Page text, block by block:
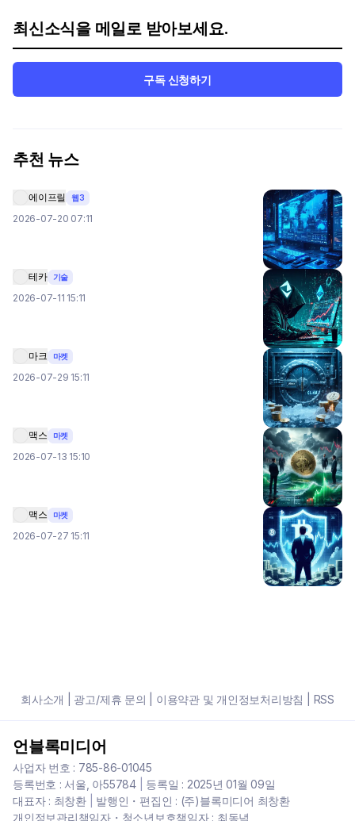
최신소식을 메일로 받아보세요.
구독 신청하기
추천 뉴스
에이프릴 웹3
2026-07-20 07:11
테카 기술
2026-07-11 15:11
마크 마켓
2026-07-29 15:11
맥스 마켓
2026-07-13 15:10
맥스 마켓
2026-07-27 15:11
회사소개 광고/제휴 문의 이용약관 및 개인정보처리방침 RSS
언블록미디어
사업자 번호 : 785-86-01045
등록번호 : 서울, 아55784| 등록일 : 2025년 01월 09일
대표자 : 최창환| 발행인・편집인 : (주)블록미디어 최창환
개인정보관리책임자・청소년보호책임자 : 최동녘